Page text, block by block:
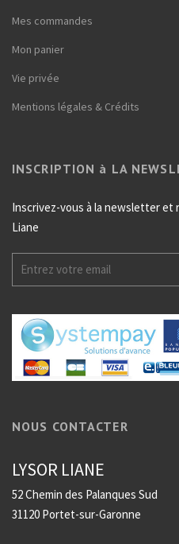
Mes commandes
Mon panier
Vie privée
Mentions légales & Crédits
INSCRIPTION à LA
Inscrivez-vous à la newsletter et
Liane
NOUS CONTACTER
LYSOR LIANE
52 Chemin des Palanques Sud
31120 Portet-sur-Garonne